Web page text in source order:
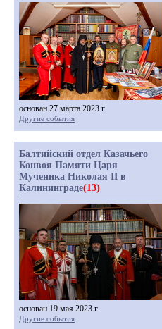
основан 27 марта 2023 г.
Другие события
Балтийский отдел Казачьего
Конвоя Памяти Царя
Мученика Николая II в
Калининграде(13)
основан 19 мая 2023 г.
Другие события